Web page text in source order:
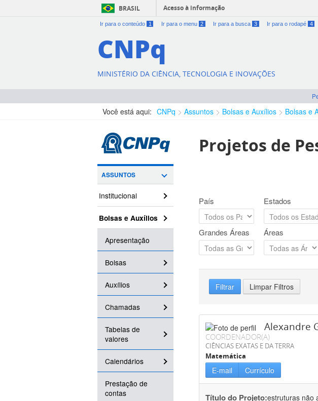
BRASIL Acesso à informação
Ir para o conteúdo 1 Ir para o menu 2 Ir para a busca 3 Ir para o rodapé 4
CNPq
MINISTÉRIO DA CIÊNCIA, TECNOLOGIA E INOVAÇÕES
Você está aqui: CNPq Assuntos Bolsas e Auxílios Bolsas e
ASSUNTOS
Institucional
Bolsas e Auxílios
Apresentação
Bolsas
Auxílios
Chamadas
Tabelas de
valores
Calendários
Prestação de
contas
Projetos de
País Estados
Grandes Áreas Áreas
Filtrar Limpar Filtros
Alexandre
COORDENADOR(A)
CIÊNCIAS EXATAS E DA TERRA
Matemática
E-mail Currículo
Título do Projeto:estruturas não